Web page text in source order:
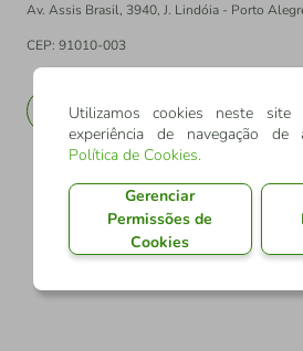
Av. Assis Brasil, 3940, J. Lindóia - Porto
CEP: 91010-003
EN
Utilizamos cookies neste site
experiência de navegação de
Política de Cookies.
Gerenciar
Permissões de
Cookies